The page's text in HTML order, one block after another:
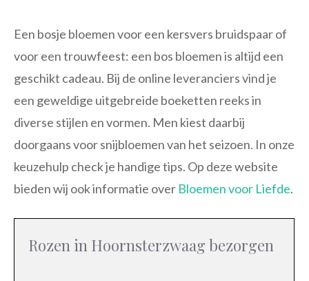
Een bosje bloemen voor een kersvers bruidspaar of
voor een trouwfeest: een bos bloemen is altijd een
geschikt cadeau. Bij de online leveranciers vind je
een geweldige uitgebreide boeketten reeks in
diverse stijlen en vormen. Men kiest daarbij
doorgaans voor snijbloemen van het seizoen. In onze
keuzehulp check je handige tips. Op deze website
bieden wij ook informatie over Bloemen voor Liefde.
Rozen in Hoornsterzwaag bezorgen